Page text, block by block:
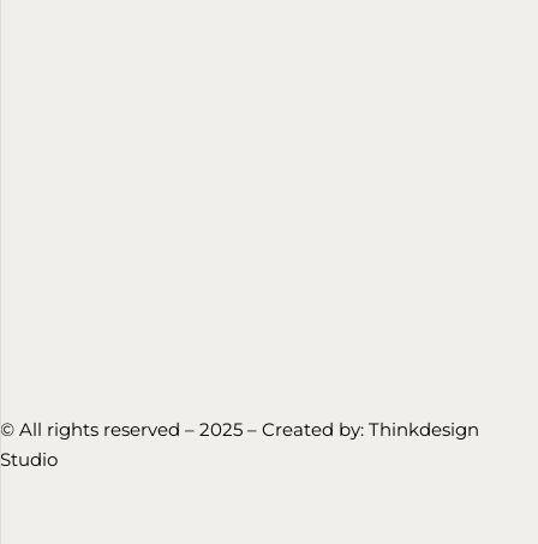
© All rights reserved – 2025 – Created by: Thinkdesign
Studio